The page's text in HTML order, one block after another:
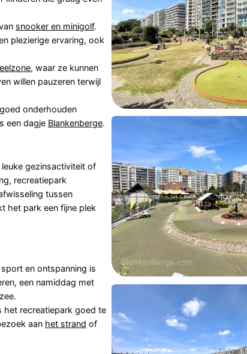
snooker en minigolf.
plezierige ervaring, ook
, waar ze kunnen
willen pauzeren terwijl
onderhouden
een dagje Blankenberge.
gezinsactiviteit of
recreatiepark
tussen
het park een fijne plek
en ontspanning is
een namiddag met
het recreatiepark goed te
aan het strand of